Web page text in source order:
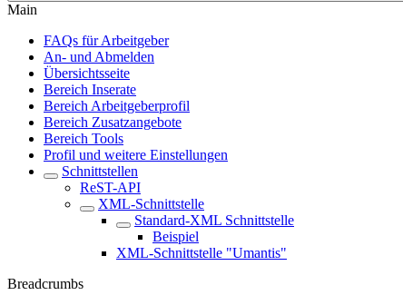
Main
FAQs für Arbeitgeber
An- und Abmelden
Übersichtsseite
Bereich Inserate
Bereich Arbeitgeberprofil
Bereich Zusatzangebote
Bereich Tools
Profil und weitere Einstellungen
Schnittstellen
ReST-API
XML-Schnittstelle
Standard-XML Schnittstelle
Beispiel
XML-Schnittstelle "Umantis"
Breadcrumbs